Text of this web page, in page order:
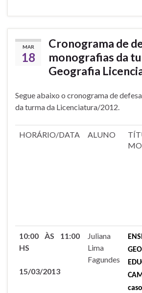
MAR
18
Cronograma de
monografias da
Geografia
Segue abaixo o cronograma de
da turma da Licenciatura/2012.
HORÁRIO/DATA ALUNO
10:00 ÀS 11:00
HS
15/03/2013
Juliana
Lima
Fagundes